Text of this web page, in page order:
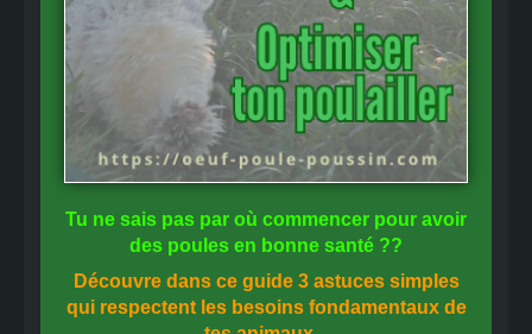
Tu ne sais pas par où commencer pour avoir
des poules en bonne santé ??
Découvre dans ce guide 3 astuces simples
qui respectent les besoins fondamentaux de